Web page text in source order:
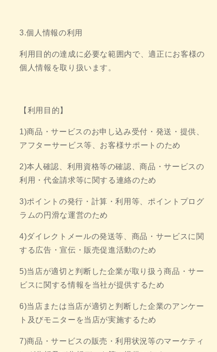
3.個人情報の利用
利用目的の達成に必要な範囲内で、適正にお客様の
個人情報を取り扱います。
【利用目的】
1)商品・サービスのお申し込み受付・発送・提供、
アフターサービス等、お客様サポートのため
2)本人確認、利用資格等の確認、商品・サービスの
利用・代金請求等に関する連絡のため
3)ポイントの発行・計算・利用等、ポイントプログ
ラムの円滑な運営のため
4)ダイレクトメールの発送等、商品・サービスに関
する広告・宣伝・販売促進活動のため
5)当店が適切と判断した企業が取り扱う商品・サー
ビスに関する情報を当社が提供するため
6)当店または当店が適切と判断した企業のアンケー
ト及びモニターを当店が実施するため
7)商品・サービスの販売・利用状況等のマーケティ